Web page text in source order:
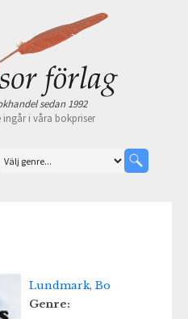
sedan 1992
ingår i våra bokpriser
Lundmark, Bo
Genre: